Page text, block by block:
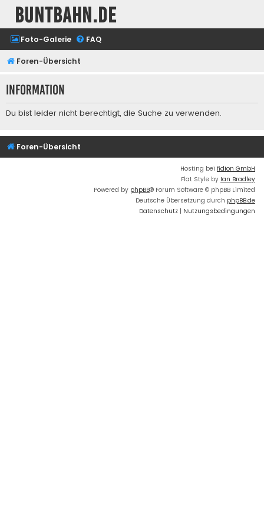
buntbahn.de
Foto-Galerie FAQ
Foren-Übersicht
Information
Du bist leider nicht berechtigt, die Suche zu verwenden.
Foren-Übersicht
Hosting bei fidion GmbH
Flat Style by Ian Bradley
Powered by phpBB® Forum Software © phpBB Limited
Deutsche Übersetzung durch phpBB.de
Datenschutz | Nutzungsbedingungen